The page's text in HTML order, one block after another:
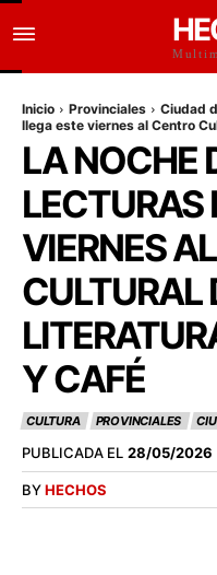
Inicio Provinciales Ciudad
llega este viernes al Centro
LA NOCHE
LECTURAS
VIERNES
CULTURAL
Y CAFÉ
CULTURA PROVINCIALES
PUBLICADA EL 28/05/2026
BYHECHOS